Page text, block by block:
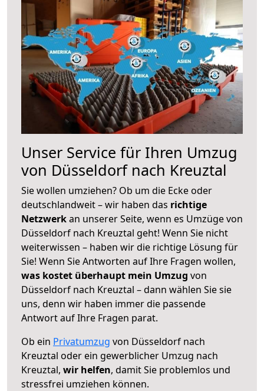
Unser Service für Ihren Umzug
von Düsseldorf nach Kreuztal
Sie wollen umziehen? Ob um die Ecke oder
deutschlandweit – wir haben das richtige
Netzwerkan unserer Seite, wenn es Umzüge von
Düsseldorf nach Kreuztal geht! Wenn Sie nicht
weiterwissen – haben wir die richtige Lösung für
Sie! Wenn Sie Antworten auf Ihre Fragen wollen,
was kostet überhaupt mein Umzug von
Düsseldorf nach Kreuztal – dann wählen Sie sie
uns, denn wir haben immer die passende
Antwort auf Ihre Fragen parat.
Ob ein Privatumzug von Düsseldorf nach
Kreuztal oder ein gewerblicher Umzug nach
Kreuztal, wir helfen, damit Sie problemlos und
stressfrei umziehen können.